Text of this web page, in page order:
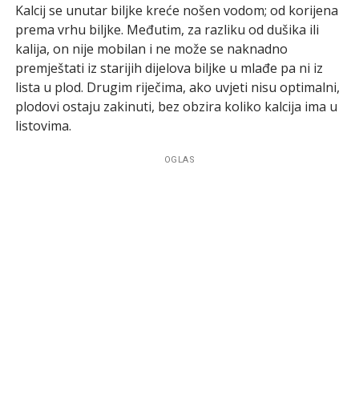
Kalcij se unutar biljke kreće nošen vodom; od korijena
prema vrhu biljke. Međutim, za razliku od dušika ili
kalija, on nije mobilan i ne može se naknadno
premještati iz starijih dijelova biljke u mlađe pa ni iz
lista u plod. Drugim riječima, ako uvjeti nisu optimalni,
plodovi ostaju zakinuti, bez obzira koliko kalcija ima u
listovima.
OGLAS